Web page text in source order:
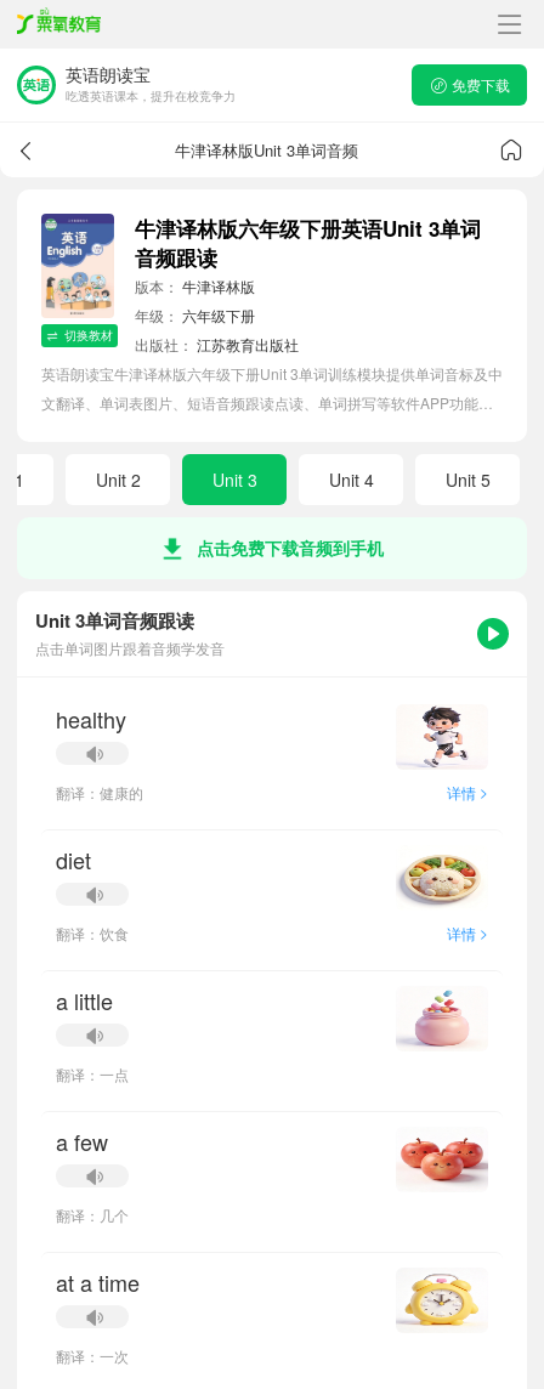
英语朗读宝
吃透英语课本，提升在校竞争力
免费下载
牛津译林版Unit 3单词音频
切换教材
牛津译林版六年级下册英语Unit 3单词
音频跟读
版本： 牛津译林版
年级： 六年级下册
出版社： 江苏教育出版社
英语朗读宝牛津译林版六年级下册Unit 3单词训练模块提供单词音标及中
文翻译、单词表图片、短语音频跟读点读、单词拼写等软件APP功能，
1 Unit 2 Unit 3 Unit 4 Unit 5
点击免费下载音频到手机
Unit 3单词音频跟读
点击单词图片跟着音频学发音
healthy
翻译：健康的 详情 >
diet
翻译：饮食 详情 >
a little
翻译：一点
a few
翻译：几个
at a time
翻译：一次